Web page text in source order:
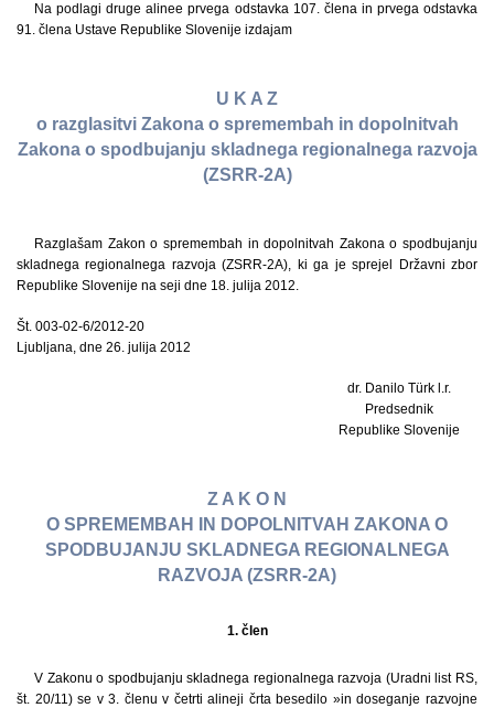
Na podlagi druge alinee prvega odstavka 107. člena in prvega odstavka
91. člena Ustave Republike Slovenije izdajam
U K A Z
o razglasitvi Zakona o spremembah in dopolnitvah
Zakona o spodbujanju skladnega regionalnega razvoja
(ZSRR-2A)
Razglašam Zakon o spremembah in dopolnitvah Zakona o spodbujanju
skladnega regionalnega razvoja (ZSRR-2A), ki ga je sprejel Državni zbor
Republike Slovenije na seji dne 18. julija 2012.
Št. 003-02-6/2012-20
Ljubljana, dne 26. julija 2012
dr. Danilo Türk l.r.
Predsednik
Republike Slovenije
Z A K O N
O SPREMEMBAH IN DOPOLNITVAH ZAKONA O
SPODBUJANJU SKLADNEGA REGIONALNEGA
RAZVOJA (ZSRR-2A)
1. člen
V Zakonu o spodbujanju skladnega regionalnega razvoja (Uradni list RS,
št. 20/11) se v 3. členu v četrti alineji črta besedilo »in doseganje razvojne